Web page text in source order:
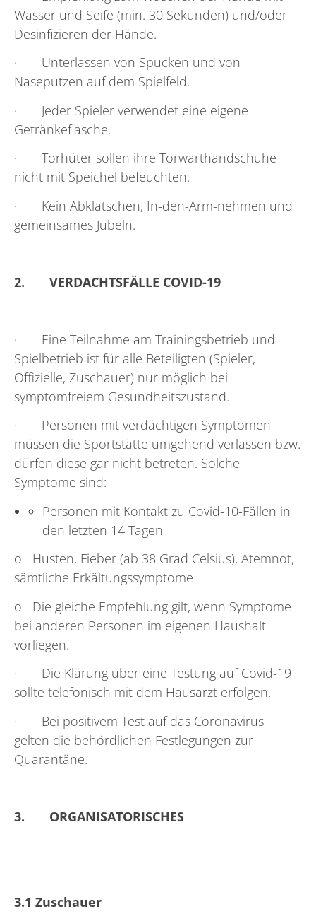
Wasser und Seife (min. 30 Sekunden) und/oder
Desinfizieren der Hände.
· Unterlassen von Spucken und von
Naseputzen auf dem Spielfeld.
· Jeder Spieler verwendet eine eigene
Getränkeflasche.
· Torhüter sollen ihre Torwarthandschuhe
nicht mit Speichel befeuchten.
· Kein Abklatschen, In-den-Arm-nehmen und
gemeinsames Jubeln.
2. VERDACHTSFÄLLE COVID-19
· Eine Teilnahme am Trainingsbetrieb und
Spielbetrieb ist für alle Beteiligten (Spieler,
Offizielle, Zuschauer) nur möglich bei
symptomfreiem Gesundheitszustand.
· Personen mit verdächtigen Symptomen
müssen die Sportstätte umgehend verlassen bzw.
dürfen diese gar nicht betreten. Solche
Symptome sind:
Personen mit Kontakt zu Covid-10-Fällen in
den letzten 14 Tagen
o Husten, Fieber (ab 38 Grad Celsius), Atemnot,
sämtliche Erkältungssymptome
o Die gleiche Empfehlung gilt, wenn Symptome
bei anderen Personen im eigenen Haushalt
vorliegen.
· Die Klärung über eine Testung auf Covid-19
sollte telefonisch mit dem Hausarzt erfolgen.
· Bei positivem Test auf das Coronavirus
gelten die behördlichen Festlegungen zur
Quarantäne.
3. ORGANISATORISCHES
3.1 Zuschauer